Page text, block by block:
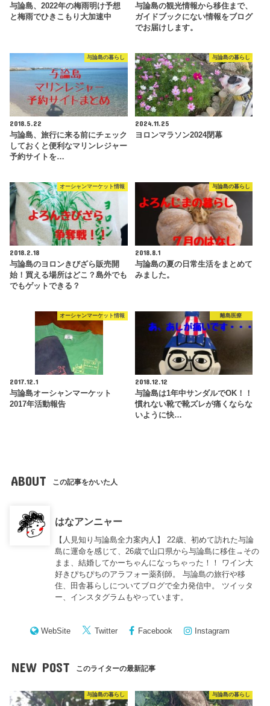
与論島、2022年の梅雨明け予想
と梅雨でひきこもり大加速中
与論島の観光情報から移住まで、
ガイドブックにない情報をブログ
でお届けします。
与論島の暮らし
2018.5.22
与論島、旅行に来る前にチェック
しておくと便利なマリンレジャー
予約サイトを…
与論島の暮らし
2024.11.25
ヨロンマラソン2024閉幕
オーシャンマーケット情報
2018.2.18
与論島のヨロンきびざら販売開
始！買える場所はどこ？島外でも
でもゲットできる？
与論島の暮らし
2018.8.1
与論島の夏の日常生活をまとめて
みました。
オーシャンマーケット情報
2017.12.1
与論島オーシャンマーケット
2017年活動報告
離島医療
2018.12.12
与論島は1年中サンダルでOK！！
慣れない靴で靴ズレが痛くならな
いように快…
ABOUT この記事をかいた人
はなアンニャー
【人見知り与論島全力案内人】 22歳、初めて訪れた与論
島に運命を感じて、26歳で山口県から与論島に移住→その
まま、結婚してかーちゃんになっちゃった！！ ワイン大
好きぴちぴちのアラフォー薬剤師。 与論島の旅行や移
住、田舎暮らしについてブログで全力発信中。 ツイッタ
ー、インスタグラムもやっています。
WebSite Twitter Facebook Instagram
NEW POST このライターの最新記事
与論島の暮らし 与論島の暮らし